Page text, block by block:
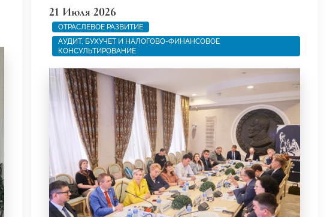
21 Июля 2026
ОТРАСЛЕВОЕ РАЗВИТИЕ
АУДИТ, БУХУЧЕТ И НАЛОГОВО-ФИНАНСОВОЕ
КОНСУЛЬТИРОВАНИЕ